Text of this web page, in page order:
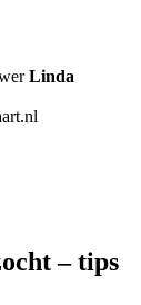
Linda
– tips